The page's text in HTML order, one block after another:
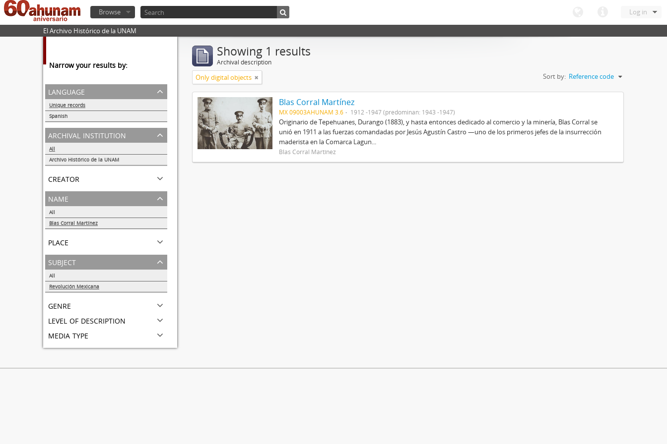
Log in
Browse
El Archivo Histórico de la UNAM
Narrow your results by:
language
Unique records
Spanish
1
archival institution
All
Archivo Histórico de la UNAM
creator
name
All
Blas Corral Martínez
place
subject
All
Revolución Mexicana
genre
level of description
media type
Showing 1 results
Archival description
Only digital objects Sort by: Reference code
Blas Corral Martínez
MX 09003AHUNAM 3.6 1912 -1947 (predominan: 1943 -1947)
Originario de Tepehuanes, Durango (1883), y hasta entonces dedicado al comercio y la minería, Blas Corral se
unió en 1911 a las fuerzas comandadas por Jesús Agustín Castro —uno de los primeros jefes de la insurrección
maderista en la Comarca Lagun...
Blas Corral Martínez